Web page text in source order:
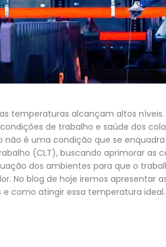
temperaturas alcançam altos níveis.
de trabalho e saúde dos
não é uma condição que se enquadra
(CLT), buscando aprimorar as
dos ambientes para que o
No blog de hoje iremos apresentar
como atingir essa temperatura